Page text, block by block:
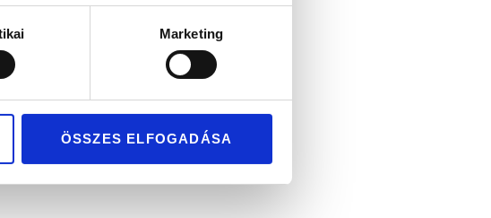
Marketing
ÖSSZES ELFOGADÁSA
karikagyűrű pár